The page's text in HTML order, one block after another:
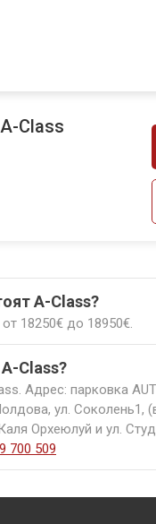
Class
A-Class?
18250€ до 18950€.
Class?
Адрес: парковка
ул. Соколень1,
Орхеюлуй и ул.
700 509